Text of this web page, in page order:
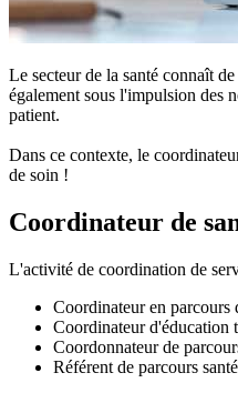
Le secteur de la santé connaît de
également sous l'impulsion des
patient.
Dans ce contexte, le
de soin !
Coordinateur de
L'activité de coordination de
Coordinateur en parcours
Coordinateur d'éducation
Coordonnateur de
Référent de parcours